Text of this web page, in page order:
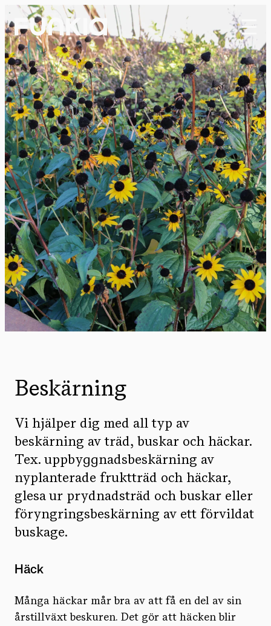
Funkia
Projekt
Tjänster
Om oss
Kontakt
Beskärning
Vi hjälper dig med all typ av
beskärning av träd, buskar och häckar.
Tex. uppbyggnadsbeskärning av
nyplanterade fruktträd och häckar,
glesa ur prydnadsträd och buskar eller
föryngringsbeskärning av ett förvildat
buskage.
Häck
Många häckar mår bra av att få en del av sin
årstillväxt beskuren. Det gör att häcken blir